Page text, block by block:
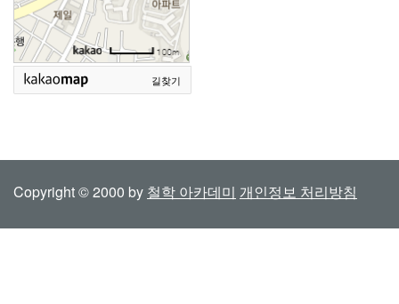
길찾기
Copyright © 2000 by 철학 아카데미 개인정보 처리방침